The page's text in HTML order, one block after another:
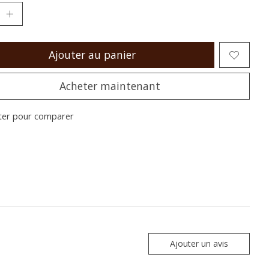
Ajouter au panier
Acheter maintenant
pour comparer
Ajouter un avis